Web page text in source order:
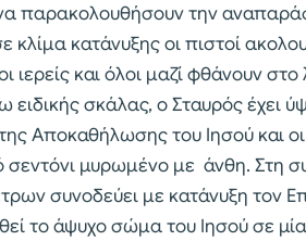
παρακολουθήσουν την
κλίμα κατάνυξης οι πιστοί
ιερείς και όλοι μαζί φθάνουν
σκάλας, ο Σταυρός έχει
Αποκαθήλωσης του Ιησού και
σεντόνι μυρωμένο με άνθη. Στη
συνοδεύει με κατάνυξη τον
το άψυχο σώμα του Ιησού σε